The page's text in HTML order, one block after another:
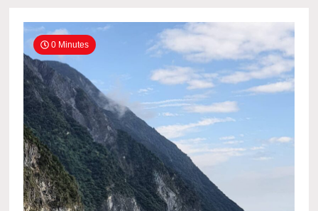
0 Minutes